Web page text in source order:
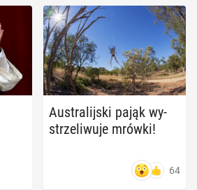
Au­stra­lij­ski pająk wy­
strze­li­wu­je mrówki!
64